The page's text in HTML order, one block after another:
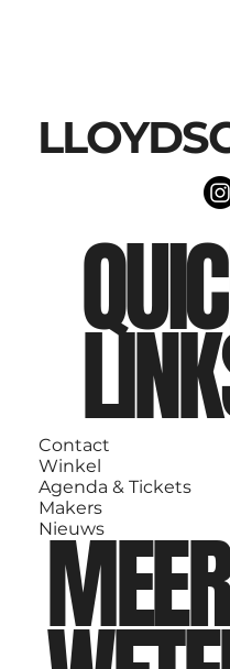
Contact
Winkel
Agenda & Tickets
Makers
Nieuws
MEER